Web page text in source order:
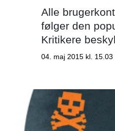
Alle
følger den
Kritikere
04. maj 2015 kl. 15.03